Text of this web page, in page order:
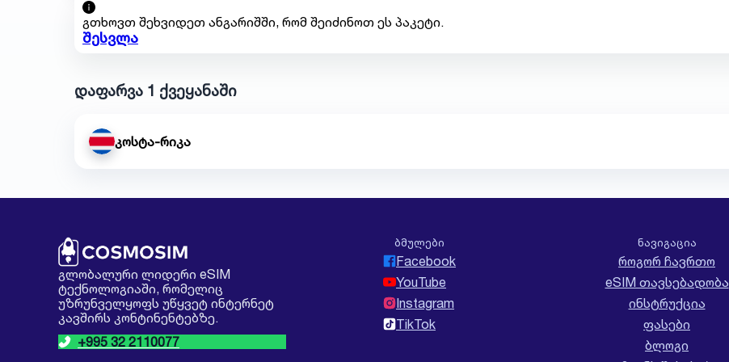
გთხოვთ შეხვიდეთ ანგარიშში, რომ შეიძინოთ ეს პაკეტი.
შესვლა
დაფარვა 1 ქვეყანაში
კოსტა-რიკა
გლობალური ლიდერი eSIM
ტექნოლოგიაში, რომელიც
უზრუნველყოფს უწყვეტ ინტერნეტ
კავშირს კონტინენტებზე.
+995 32 2110077
ბმულები
Facebook
YouTube
Instagram
TikTok
ნავიგაცია
როგორ ჩავრთო
eSIM თავსებადობა
ინსტრუქცია
ფასები
ბლოგი